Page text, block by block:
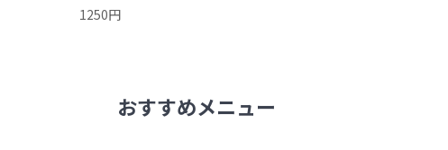
1250円
おすすめメニュー